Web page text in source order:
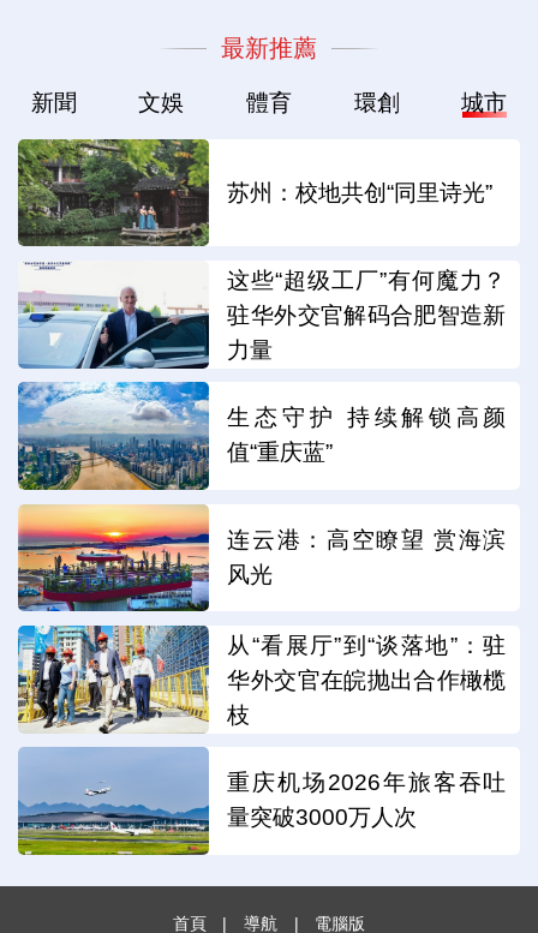
最新推薦
新聞 文娛 體育 環創 城市
苏州：校地共创“同里诗光”
这些“超级工厂”有何魔力？
驻华外交官解码合肥智造新
力量
生态守护 持续解锁高颜
值“重庆蓝”
连云港：高空瞭望 赏海滨
风光
从“看展厅”到“谈落地”：驻
华外交官在皖抛出合作橄榄
枝
重庆机场2026年旅客吞吐
量突破3000万人次
首頁 | 導航 | 電腦版